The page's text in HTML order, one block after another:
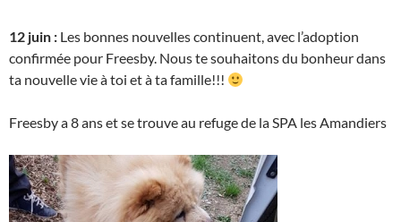
12 juin : Les bonnes nouvelles continuent, avec l’adoption
confirmée pour Freesby. Nous te souhaitons du bonheur dans
ta nouvelle vie à toi et à ta famille!!!
Freesby a 8 ans et se trouve au refuge de la SPA les Amandiers